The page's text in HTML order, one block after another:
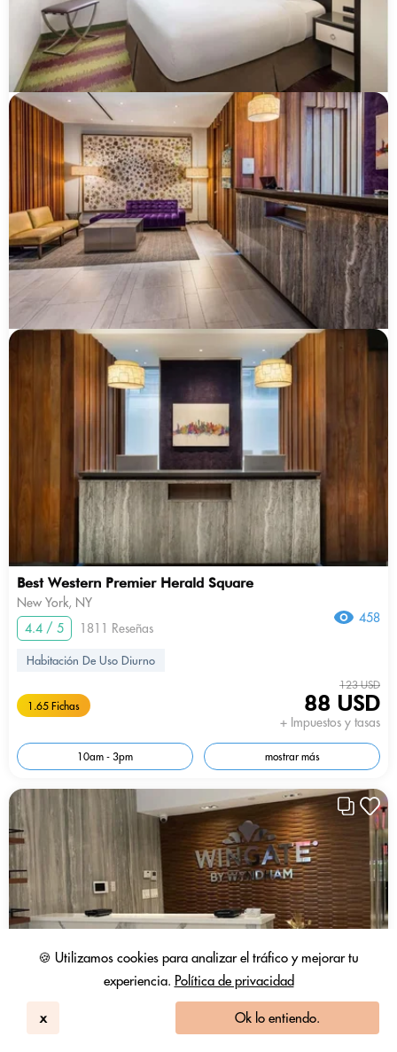
🍪 Utilizamos cookies para analizar el tráfico y mejorar tu
experiencia. Política de privacidad
x Ok lo entiendo.
Best Western Premier Herald Square
New York, NY
4.4 / 5
1811 Reseñas
458
Habitación De Uso Diurno
1.65 Fichas
123 USD
88 USD
+ Impuestos y tasas
10am - 3pm mostrar más